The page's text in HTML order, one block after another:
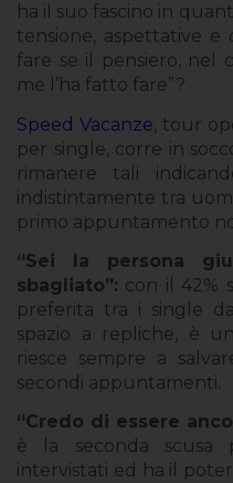
ha il suo fascino in
tensione, aspettative e
fare se il pensiero, nel
me l’ha fatto fare”?
Speed Vacanze , tour
per single, corre in
rimanere tali
indistintamente tra
primo appuntamento
“Sei la persona
sbagliato”: con il 42%
preferita tra i single
spazio a repliche, è
riesce sempre a
secondi appuntamenti.
“Credo di essere
è la seconda scusa
intervistati ed ha il